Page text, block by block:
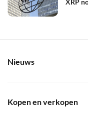
Nieuws
Kopen en verkopen